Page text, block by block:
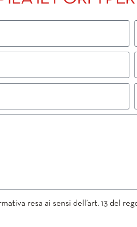
resa ai sensi dell’art. 13 del